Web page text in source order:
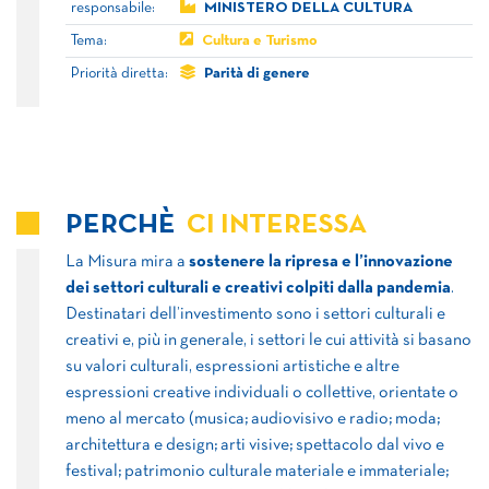
responsabile:
MINISTERO DELLA CULTURA
Tema: Cultura e Turismo
Priorità diretta: Parità di genere
PERCHÈ CI INTERESSA
La Misura mira a sostenere la ripresa e l’innovazione
dei settori culturali e creativi colpiti dalla pandemia.
Destinatari dell’investimento sono i settori culturali e
creativi e, più in generale, i settori le cui attività si basano
su valori culturali, espressioni artistiche e altre
espressioni creative individuali o collettive, orientate o
meno al mercato (musica; audiovisivo e radio; moda;
architettura e design; arti visive; spettacolo dal vivo e
festival; patrimonio culturale materiale e immateriale;